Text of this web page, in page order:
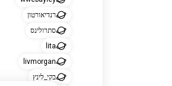
רנדיאורטון
סתרולינס
lita
livmorgan
בקי_לינץ